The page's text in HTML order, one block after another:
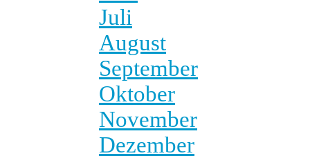
Juli
August
September
Oktober
November
Dezember